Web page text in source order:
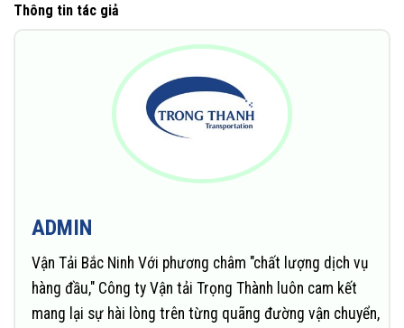
Thông tin tác giả
ADMIN
Vận Tải Bắc Ninh Với phương châm "chất lượng dịch vụ
hàng đầu," Công ty Vận tải Trọng Thành luôn cam kết
mang lại sự hài lòng trên từng quãng đường vận chuyển,